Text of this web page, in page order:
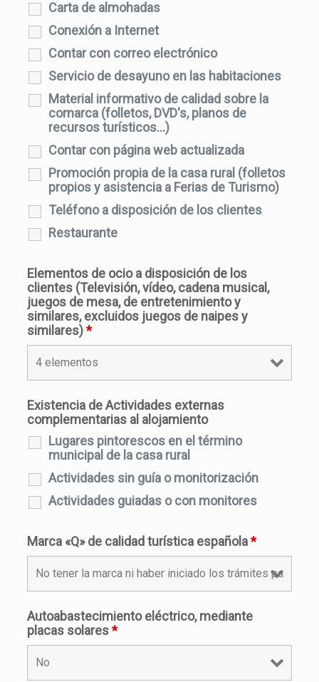
Carta de almohadas
Conexión a Internet
Contar con correo electrónico
Servicio de desayuno en las habitaciones
Material informativo de calidad sobre la
comarca (folletos, DVD's, planos de
recursos turísticos...)
Contar con página web actualizada
Promoción propia de la casa rural (folletos
propios y asistencia a Ferias de Turismo)
Teléfono a disposición de los clientes
Restaurante
Elementos de ocio a disposición de los
clientes (Televisión, vídeo, cadena musical,
juegos de mesa, de entretenimiento y
similares, excluidos juegos de naipes y
similares)*
Existencia de Actividades externas
complementarias al alojamiento
Lugares pintorescos en el término
municipal de la casa rural
Actividades sin guía o monitorización
Actividades guiadas o con monitores
Marca «Q» de calidad turística española*
Autoabastecimiento eléctrico, mediante
placas solares*